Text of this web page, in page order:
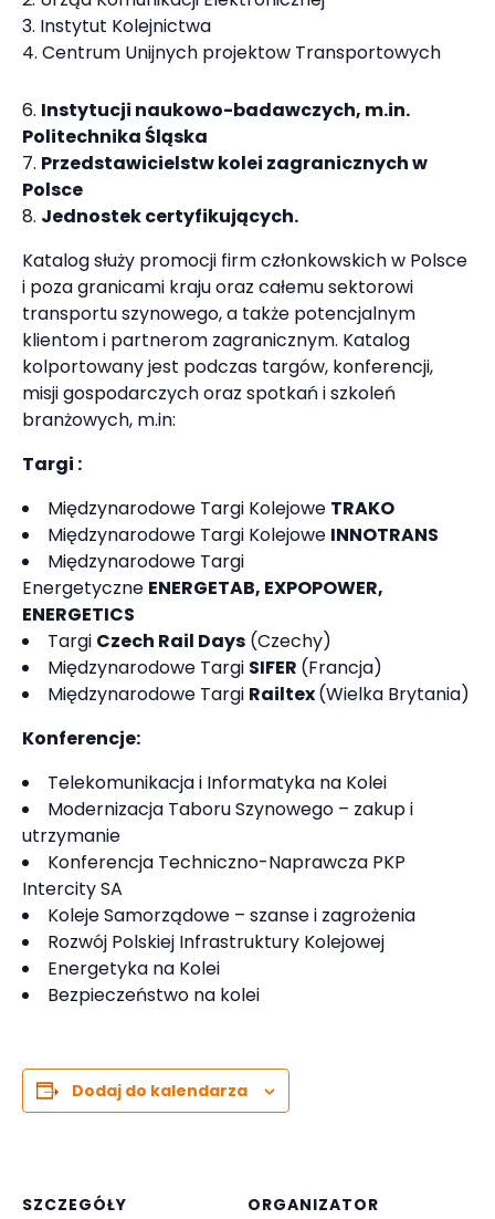
Instytut Kolejnictwa
Centrum Unijnych projektow Transportowych
Instytucji naukowo-badawczych, m.in.
Politechnika Śląska
Przedstawicielstw kolei zagranicznych w
Polsce
Jednostek certyfikujących.
Katalog służy promocji firm członkowskich w Polsce
i poza granicami kraju oraz całemu sektorowi
transportu szynowego, a także potencjalnym
klientom i partnerom zagranicznym. Katalog
kolportowany jest podczas targów, konferencji,
misji gospodarczych oraz spotkań i szkoleń
branżowych, m.in:
Targi :
Międzynarodowe Targi Kolejowe TRAKO
Międzynarodowe Targi Kolejowe INNOTRANS
Międzynarodowe Targi
Energetyczne ENERGETAB, EXPOPOWER,
ENERGETICS
Targi Czech Rail Days (Czechy)
Międzynarodowe Targi SIFER (Francja)
Międzynarodowe Targi Railtex(Wielka Brytania)
Konferencje:
Telekomunikacja i Informatyka na Kolei
Modernizacja Taboru Szynowego – zakup i
utrzymanie
Konferencja Techniczno-Naprawcza PKP
Intercity SA
Koleje Samorządowe – szanse i zagrożenia
Rozwój Polskiej Infrastruktury Kolejowej
Energetyka na Kolei
Bezpieczeństwo na kolei
Dodaj do kalendarza
SZCZEGÓŁY
ORGANIZATOR